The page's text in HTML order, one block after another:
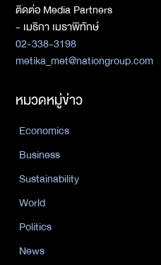
ติดต่อ Media Partners
- เมธิกา เมธาพิทักษ์
02-338-3198
metika_met@nationgroup.com
หมวดหมู่ข่าว
Economics
Business
Sustainability
World
Politics
News